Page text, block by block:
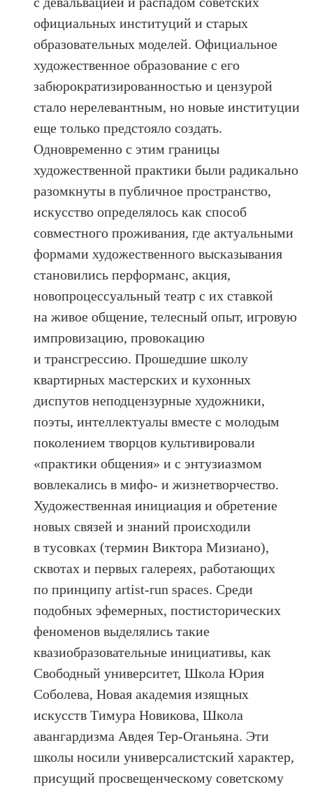
официальных институций и старых
образовательных моделей. Официальное
художественное образование с его
забюрократизированностью и цензурой
стало нерелевантным, но новые институции
еще только предстояло создать.
Одновременно с этим границы
художественной практики были радикально
разомкнуты в публичное пространство,
искусство определялось как способ
совместного проживания, где актуальными
формами художественного высказывания
становились перформанс, акция,
новопроцессуальный театр с их ставкой
на живое общение, телесный опыт, игровую
импровизацию, провокацию
и трансгрессию. Прошедшие школу
квартирных мастерских и кухонных
диспутов неподцензурные художники,
поэты, интеллектуалы вместе с молодым
поколением творцов культивировали
«практики общения» и с энтузиазмом
вовлекались в мифо- и жизнетворчество.
Художественная инициация и обретение
новых связей и знаний происходили
в тусовках (термин Виктора Мизиано),
сквотах и первых галереях, работающих
по принципу artist-run spaces. Среди
подобных эфемерных, постисторических
феноменов выделялись такие
квазиобразовательные инициативы, как
Свободный университет, Школа Юрия
Соболева, Новая академия изящных
искусств Тимура Новикова, Школа
авангардизма Авдея Тер-Оганьяна. Эти
школы носили универсалистский характер,
присущий просвещенческому советскому